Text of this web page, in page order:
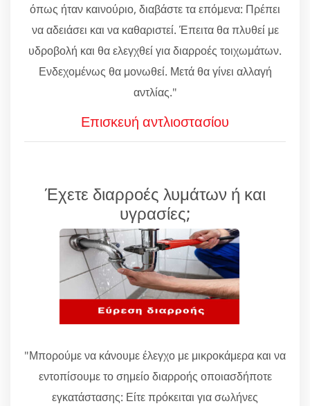
όπως ήταν καινούριο, διαβάστε τα επόμενα: Πρέπει
να αδειάσει και να καθαριστεί. Έπειτα θα πλυθεί με
υδροβολή και θα ελεγχθεί για διαρροές τοιχωμάτων.
Ενδεχομένως θα μονωθεί. Μετά θα γίνει αλλαγή
αντλίας."
Επισκευή αντλιοστασίου
Έχετε διαρροές λυμάτων ή και
υγρασίες;
"Μπορούμε να κάνουμε έλεγχο με μικροκάμερα και να
εντοπίσουμε το σημείο διαρροής οποιασδήποτε
εγκατάστασης: Είτε πρόκειται για σωλήνες